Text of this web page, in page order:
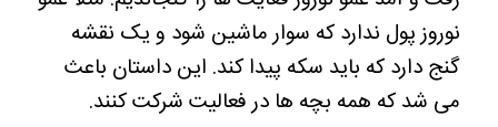
نوروز پول ندارد که سوار ماشین شود و یک نقشه
گنج دارد که باید سکه پیدا کند. این داستان باعث
می شد که همه بچه ها در فعالیت شرکت کنند.